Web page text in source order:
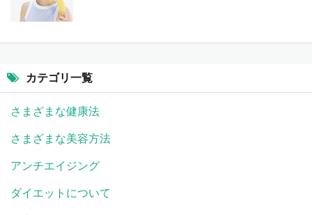
カテゴリ一覧
さまざまな健康法
さまざまな美容方法
アンチエイジング
ダイエットについて